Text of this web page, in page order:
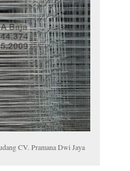
CV. Pramana Dwi Jaya